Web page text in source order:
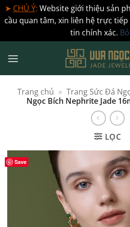
➤ CHÚ Ý: Website giới thiệu sản
cầu quan tâm, xin liên hệ trực tiếp
tin chính xác.
qua
Trang chủ » Trang Sức Đá
Ngọc Bích Nephrite Jade
LỌC
Save